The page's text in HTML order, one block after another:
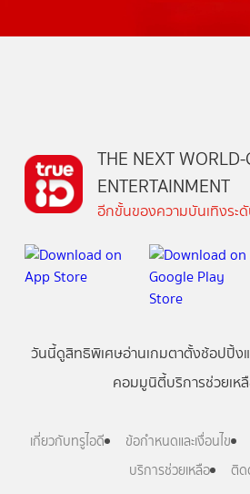
THE NEXT
ENTERTAINMENT
อีกขั้นของความบันเทิงระ
วันนี้ดูสิทธิพิเศษอ่านเกมตาตั้งช้อปปิ้ง
คอมมูนิตี้บริการช่วยเห
เกี่ยวกับทรูไอดี ข้อกำหนดและเงื่อนไข
บริการช่วยเหลือ
ติด